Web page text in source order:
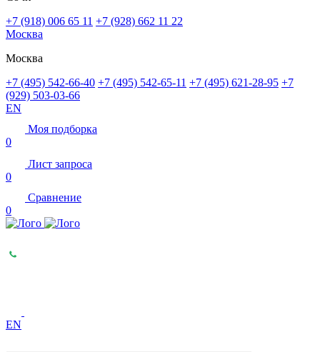
+7 (918) 006 65 11 +7 (928) 662 11 22
Москва
Москва
+7 (495) 542-66-40 +7 (495) 542-65-11 +7 (495) 621-28-95 +7
(929) 503-03-66
EN
Моя подборка
0
Лист запроса
0
Сравнение
0
EN